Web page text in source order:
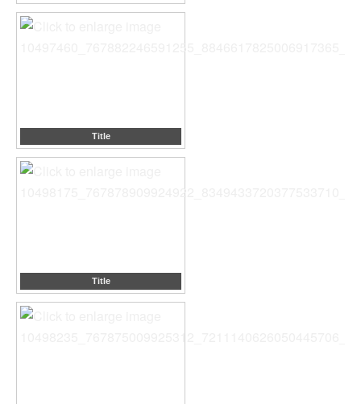
Title
Title